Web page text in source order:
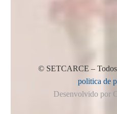
© SETCARCE – Todos
politica de
Desenvolvido por